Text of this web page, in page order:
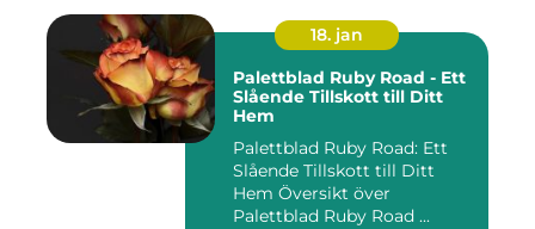
18. jan
Palettblad Ruby Road - Ett
Slående Tillskott till Ditt
Hem
Palettblad Ruby Road: Ett
Slående Tillskott till Ditt
Hem Översikt över
Palettblad Ruby Road ...